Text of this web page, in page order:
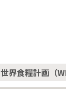
世界食糧計画（